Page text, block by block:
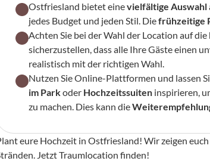
Ostfriesland bietet eine vielfältige Auswahl
jedes Budget und jeden Stil. Die frühzeitige
Achten Sie bei der Wahl der Location auf die
sicherzustellen, dass alle Ihre Gäste einen
realistisch mit der richtigen Wahl.
Nutzen Sie Online-Plattformen und lassen
im Park oder Hochzeitssuiten inspirieren,
zu machen. Dies kann die
eure Hochzeit in Ostfriesland! Wir zeigen
Jetzt Traumlocation finden!